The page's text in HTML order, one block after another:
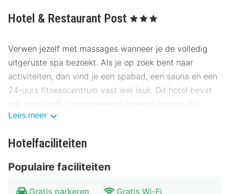
Hotel & Restaurant Post , 3 Sterren
Verwen jezelf met massages wanneer je de volledig
uitgeruste spa bezoekt. Als je op zoek bent naar
activiteiten, dan vind je een spabad, een sauna en een
24-uurs fitnesscentrum vast wel leuk. Dit hotel bevat
ook gratis wifi, cadeauwinkels/kiosken en hulp bij
uitstapjes/tickets.
Geniet van een lekker diner in het restaurant of bestel
roomservice (beperkte tijden) aan. Sluit je dag af met
Lees meer
Hotelfaciliteiten
Populaire faciliteiten
Gratis parkeren
Gratis Wi-Fi